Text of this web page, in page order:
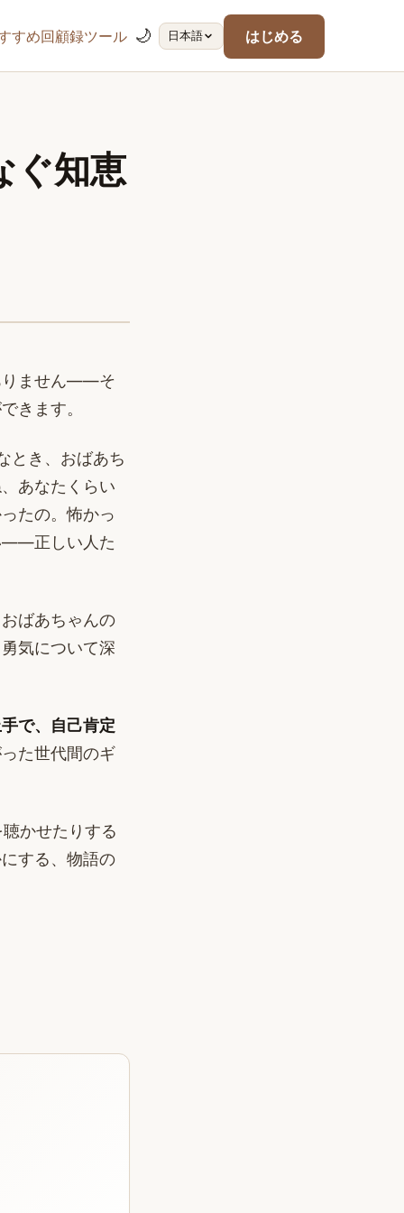
すめ回顧録ツール 🌙 日本語 はじめる
ぐ知恵
りません——そ
きます。
とき、おばあち
あなたくらい
たの。怖かっ
——正しい人た
ばあちゃんの
気について深
で、自己肯定
た世代間のギ
かせたりする
する、物語の